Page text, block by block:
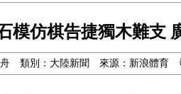
模仿棋告捷獨木難支
舟 類別：大陸新聞 來源：新浪體育